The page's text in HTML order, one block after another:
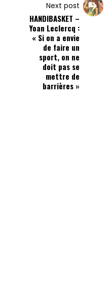
Next post
HANDIBASKET –
Yoan Leclercq :
« Si on a envie
de faire un
sport, on ne
doit pas se
mettre de
barrières »